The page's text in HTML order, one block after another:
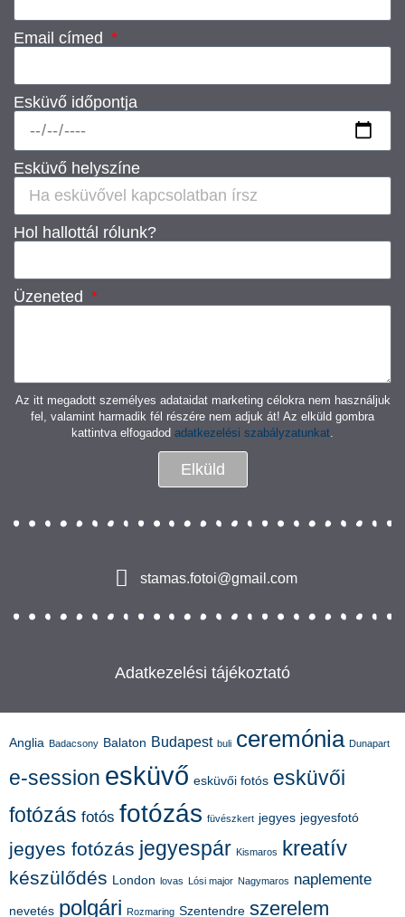
Email címed
Esküvő időpontja
Esküvő helyszíne
Hol hallottál rólunk?
Üzeneted
Az itt megadott személyes adataidat marketing célokra nem használjuk
fel, valamint harmadik fél részére nem adjuk át! Az elküld gombra
kattintva elfogadod adatkezelési szabályzatunkat.
Elküld
stamas.fotoi@gmail.com
Adatkezelési tájékoztató
Anglia Badacsony Balaton Budapest buli ceremónia Dunapart
e-session esküvő esküvői fotós esküvői
fotózás fotós fotózás füvészkert jegyes jegyesfotó
jegyes fotózás jegyespár Kismaros kreatív
készülődés London lovas Lósi major Nagymaros naplemente
nevetés polgári Rozmaring Szentendre szerelem